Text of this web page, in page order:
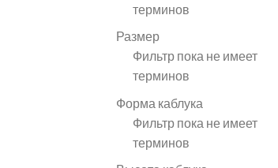
терминов
Размер
Фильтр пока не имеет
терминов
Форма каблука
Фильтр пока не имеет
терминов